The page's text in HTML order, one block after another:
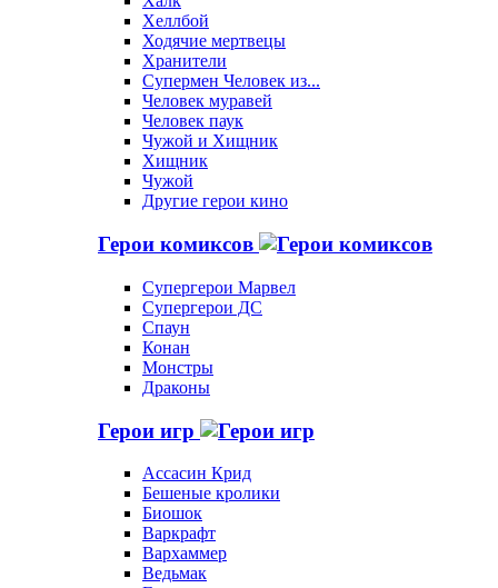
Хеллбой
Ходячие мертвецы
Хранители
Супермен Человек из...
Человек муравей
Человек паук
Чужой и Хищник
Хищник
Чужой
Другие герои кино
Герои комиксов
Супергерои Марвел
Супергерои ДС
Спаун
Конан
Монстры
Драконы
Герои игр
Ассасин Крид
Бешеные кролики
Биошок
Варкрафт
Вархаммер
Ведьмак